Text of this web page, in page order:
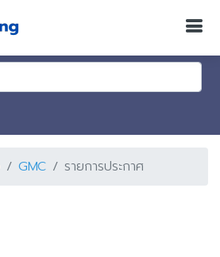
GMC รายการประกาศ